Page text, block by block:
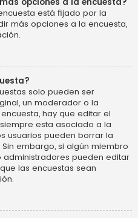
está fijado por la
más opciones a la encuesta,
solo pueden ser
un moderador o la
hay que editar el
esta asociado a la
usuarios pueden borrar la
embargo, si algún miembro
pueden editar
las encuestas sean